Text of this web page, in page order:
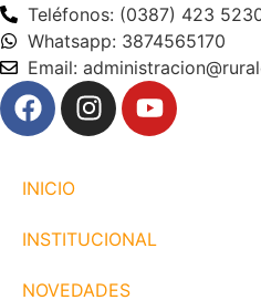
Teléfonos: (0387) 423
Whatsapp: 3874565170
Email:
INICIO
INSTITUCIONAL
NOVEDADES